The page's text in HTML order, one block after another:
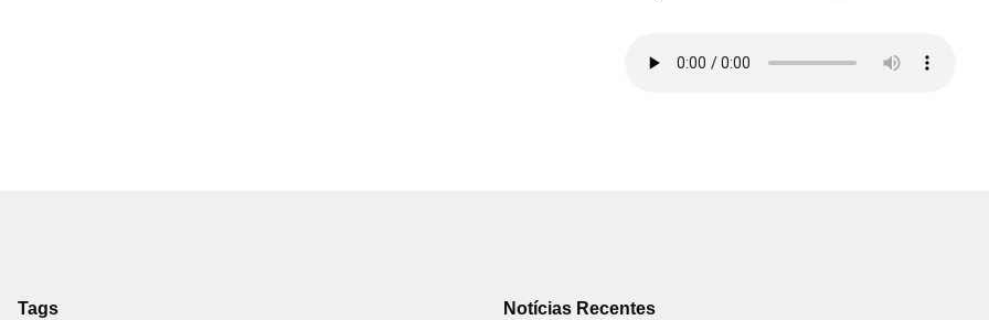
Tags Notícias Recentes